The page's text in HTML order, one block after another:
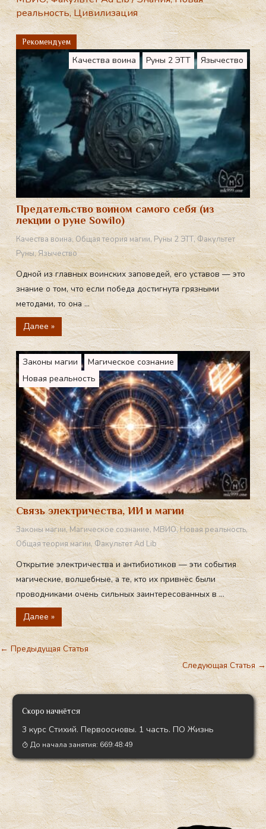
gr
a
m
реальность,Цивилизация
Рекомендуем
Качества воина Руны 2 ЭТТ Язычество
Предательство воином самого себя (из
лекции о руне Sowilo)
Качества воина,Общая теория магии, Руны 2 ЭТТ,Факультет
Руны,Язычество
Одной из главных воинских заповедей, его уставов — это
знание о том, что если победа достигнута грязными
методами, то она ...
Далее »
Законы магии
Магическое сознание
Новая реальность
Связь электричества, ИИ и магии
Законы магии,Магическое сознание,МВИО,Новая реальность,
Общая теория магии, Факультет Ad Lib
Открытие электричества и антибиотиков — эти события
магические, волшебные, а те, кто их привнёс были
проводниками очень сильных заинтересованных в ...
Далее »
←Предыдущая Статья
Следующая Статья →
Скоро начнётся
3 курс Стихий. Первоосновы. 1 часть. ПО Жизнь
До начала занятия: 669:48:47